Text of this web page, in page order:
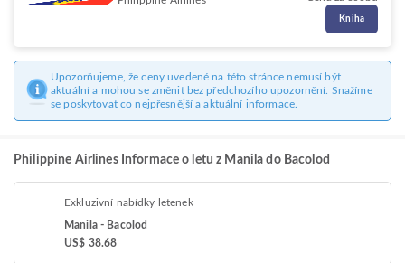
Kniha
Upozorňujeme, že ceny uvedené na této stránce nemusí být
aktuální a mohou se změnit bez předchozího upozornění. Snažíme
se poskytovat co nejpřesnější a aktuální informace.
Philippine Airlines Informace o letu z Manila do Bacolod
Exkluzivní nabídky letenek
Manila - Bacolod
US$ 38.68